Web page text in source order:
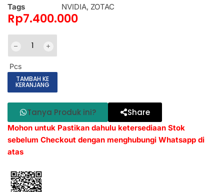
Tags
NVIDIA, ZOTAC
Rp7.400.000
Pcs
TAMBAH KE
KERANJANG
Tanya Produk ini? Share
Mohon untuk Pastikan dahulu ketersediaan Stok
sebelum Checkout dengan menghubungi Whatsapp di
atas